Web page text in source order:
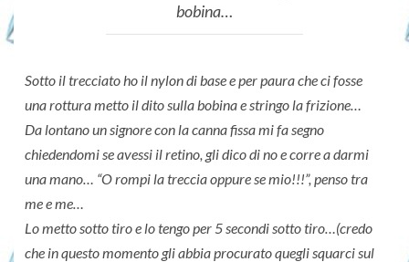
bobina…
Sotto il trecciato ho il nylon di base e per paura che ci fosse
una rottura metto il dito sulla bobina e stringo la frizione…
Da lontano un signore con la canna fissa mi fa segno
chiedendomi se avessi il retino, gli dico di no e corre a darmi
una mano… “O rompi la treccia oppure se mio!!!”, penso tra
me e me…
Lo metto sotto tiro e lo tengo per 5 secondi sotto tiro…(credo
che in questo momento gli abbia procurato quegli squarci sul